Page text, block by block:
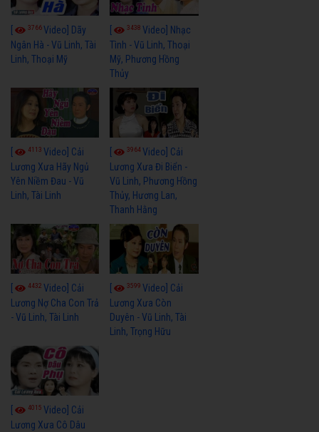
3766Video] Dãy
Ngân Hà - Vũ Linh, Tài
Linh, Thoại Mỹ
3438Video] Nhạc
Tình - Vũ Linh, Thoại
Mỹ, Phương Hồng
Thủy
4113 Video] Cải
Lương Xưa Hãy Ngủ
Yên Niềm Đau - Vũ
Linh, Tài Linh
3964Video] Cải
Lương Xưa Đi Biển -
Vũ Linh, Phương Hồng
Thủy, Hương Lan,
Thanh Hằng
4432 Video] Cải
Lương Nợ Cha Con Trả
- Vũ Linh, Tài Linh
3599Video] Cải
Lương Xưa Còn
Duyên - Vũ Linh, Tài
Linh, Trọng Hữu
[ 4015 Video] Cải
Lương Xưa Cô Dâu